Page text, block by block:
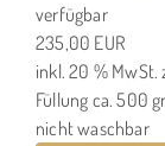
verfügbar
235,00 EUR
inkl. 20 % MwSt.
Füllung ca. 500
nicht waschbar